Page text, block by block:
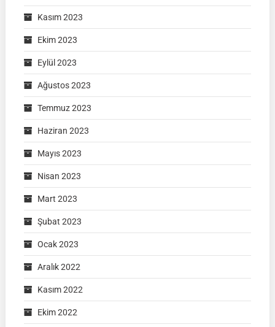
Kasım 2023
Ekim 2023
Eylül 2023
Ağustos 2023
Temmuz 2023
Haziran 2023
Mayıs 2023
Nisan 2023
Mart 2023
Şubat 2023
Ocak 2023
Aralık 2022
Kasım 2022
Ekim 2022